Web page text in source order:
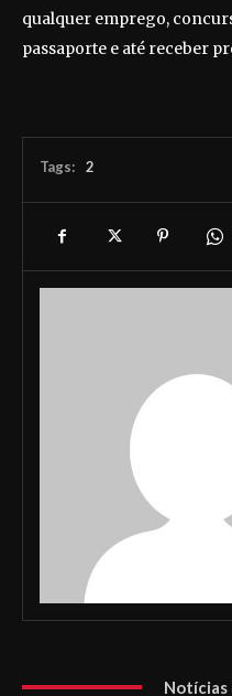
qualquer emprego,
passaporte e até receber
Tags: 2
Notícias